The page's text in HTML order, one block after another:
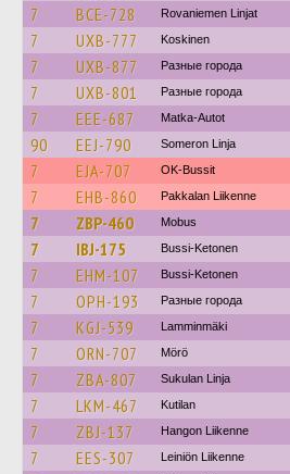
7 BCE-728 Rovaniemen Linjat
7 UXB-777 Koskinen
7 UXB-877 Разные города
7 UXB-801 Разные города
7 EEE-687 Matka-Autot
90 EEJ-790 Someron Linja
7 EJA-707 OK-Bussit
7 EHB-860 Pakkalan Liikenne
7 ZBP-460 Mobus
7 IBJ-175 Bussi-Ketonen
7 EHM-107 Bussi-Ketonen
7 OPH-193 Разные города
7 KGJ-539 Lamminmäki
7 ORN-707 Mörö
7 ZBA-807 Sukulan Linja
7 LKM-467 Kutilan
7 ZBJ-137 Hangon Liikenne
7 EES-307 Leiniön Liikenne